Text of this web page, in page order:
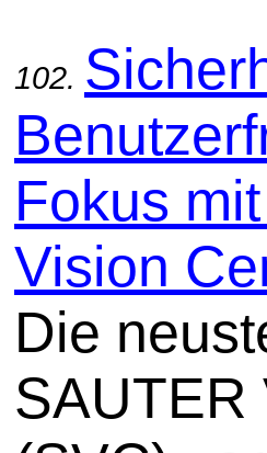
102.
Fokus
Vision
Die
SAUTER